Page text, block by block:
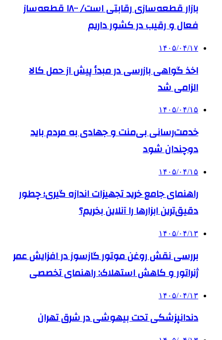
بازار قطعه‌سازی رقابتی است/ ۱۸۰۰ قطعه‌ساز
فعال و رقیب در کشور داریم
۱۴۰۵/۰۴/۱۷
اخذ گواهی بازرسی در مبدأ پیش از حمل کالا
الزامی شد
۱۴۰۵/۰۴/۱۵
خدمت‌رسانی بی‌منت و جهادی به مردم باید
دوچندان شود
۱۴۰۵/۰۴/۱۵
راهنمای جامع خرید تجهیزات اندازه گیری؛ چطور
دقیق‌ترین ابزارها را آنلاین بخریم؟
۱۴۰۵/۰۴/۱۳
بررسی نقش روغن موتور گازسوز در افزایش عمر
ژنراتور و کاهش استهلاک: راهنمای تخصصی
۱۴۰۵/۰۴/۱۳
دندانپزشکی تحت بیهوشی در شرق تهران